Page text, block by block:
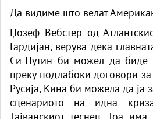
Да видиме што велат
Џозеф Вебстер од
Гардијан, верува дека
Си-Путин би можел да биде
преку подлабоки договори
Русија, Кина би можела да ја
сценариото на идна
Тајванскиот теснец. Тоа